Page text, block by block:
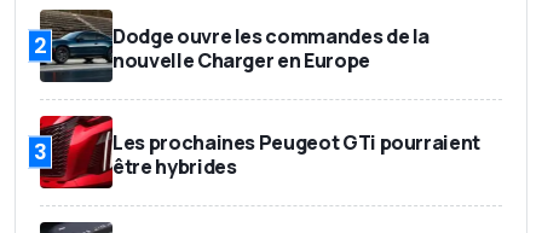
2
Dodge ouvre les commandes de la
nouvelle Charger en Europe
3
Les prochaines Peugeot GTi pourraient
être hybrides